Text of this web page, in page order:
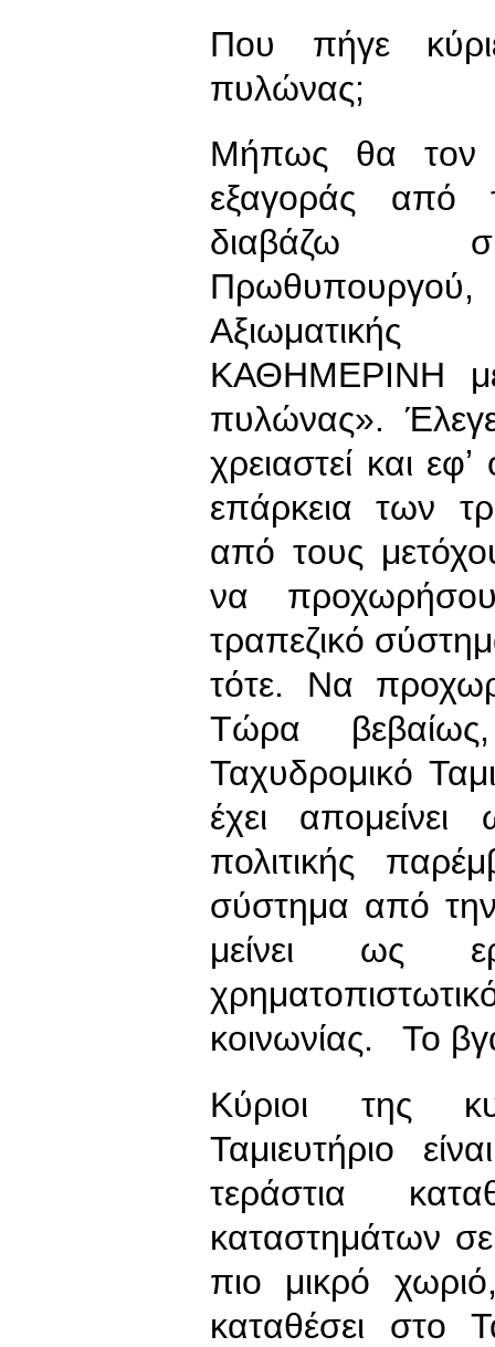
Που πήγε
πυλώνας;
Μήπως θα τον
εξαγοράς από
διαβάζω
Αξιωματικής
ΚΑΘΗΜΕΡΙΝΗ με
πυλώνας».
χρειαστεί και
επάρκεια των
από τους
να
τραπεζικό
τότε. Να
Τώρα
Ταχυδρομικό
έχει
πολιτικής
σύστημα από
μείνει ως
κοινωνίας. Το
Κύριοι της
Ταμιευτήριο
τεράστια
καταστημάτων
πιο μικρό
καταθέσει στο